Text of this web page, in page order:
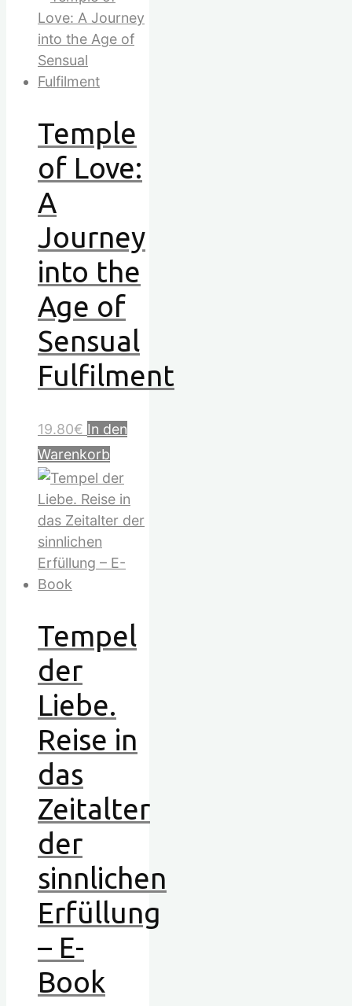
Temple
of Love:
A
Journey
into the
Age of
Sensual
Fulfilment
19.80€ In den
Warenkorb
Tempel
der
Liebe.
Reise in
das
Zeitalter
der
sinnlichen
Erfüllung
– E-
Book